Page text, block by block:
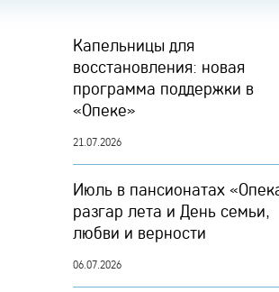
Капельницы для
восстановления: новая
программа поддержки в
«Опеке»
21.07.2026
Июль в пансионатах
разгар лета и День семьи,
любви и верности
06.07.2026